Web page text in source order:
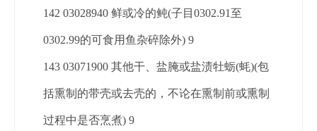
142 03028940 鲜或冷的鲀(子目0302.91至
0302.99的可食用鱼杂碎除外) 9
143 03071900 其他干、盐腌或盐渍牡蛎(蚝)(包
括熏制的带壳或去壳的，不论在熏制前或熏制
过程中是否烹煮) 9